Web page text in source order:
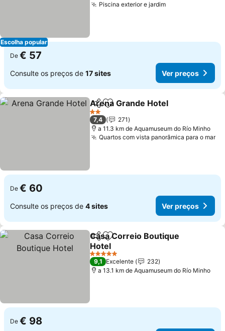
Escolha popular
Piscina exterior e jardim
De € 57
Consulte os preços de 17 sites Ver preços
PartilharAdicionar aos favoritos
Arena Grande Hotel
2 Estrelas
7,4
271
a 11.3 km de Aquamuseum do Río Minho
Quartos com vista panorâmica para o mar
De € 60
Consulte os preços de 4 sites Ver preços
PartilharAdicionar aos favoritos
Casa Correio Boutique
Hotel
5 Estrelas
9,1 Excelente
232
a 13.1 km de Aquamuseum do Río Minho
De € 98